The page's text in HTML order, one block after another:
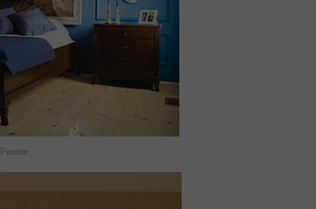
Fuente